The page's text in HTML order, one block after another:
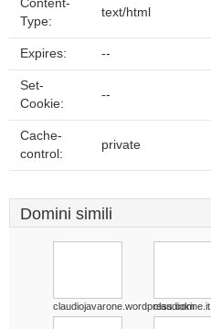
Content-
Type:
text/html
Expires: --
Set-
Cookie:
--
Cache-
control:
private
Domini simili
claudiojavarone.wordpress.com
claudiokine.it